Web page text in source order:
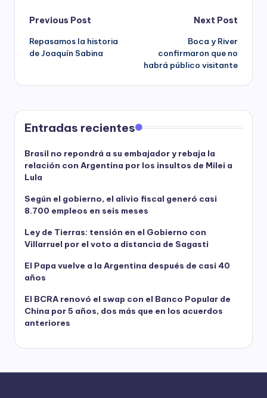
Post
navigation
Previous Post
Repasamos la historia
de Joaquín Sabina
Next Post
Boca y River
confirmaron que no
habrá público visitante
Entradas recientes
Brasil no repondrá a su embajador y rebaja la
relación con Argentina por los insultos de Milei a
Lula
Según el gobierno, el alivio fiscal generó casi
8.700 empleos en seis meses
Ley de Tierras: tensión en el Gobierno con
Villarruel por el voto a distancia de Sagasti
El Papa vuelve a la Argentina después de casi 40
años
El BCRA renovó el swap con el Banco Popular de
China por 5 años, dos más que en los acuerdos
anteriores